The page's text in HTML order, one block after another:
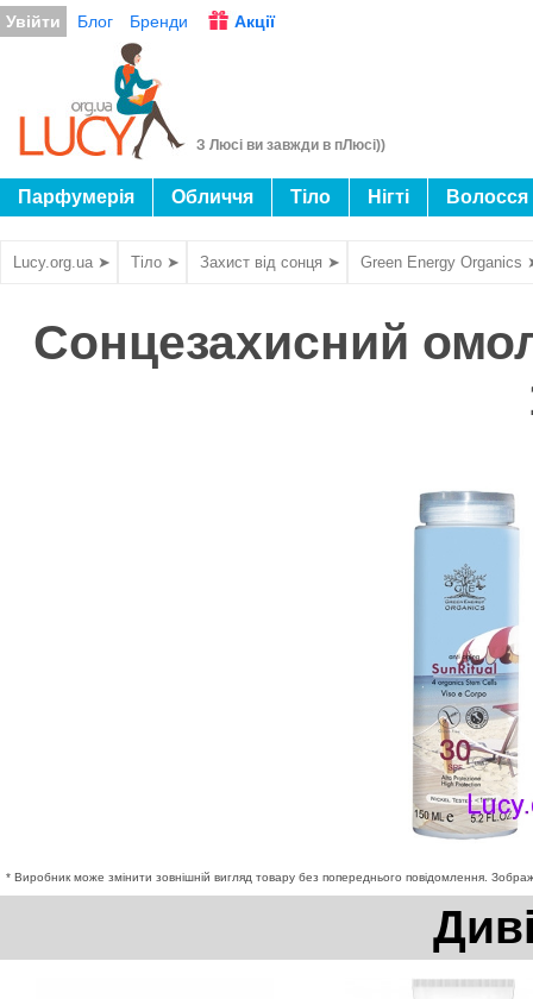
Увійти Блог Бренди Акції
З Люсі ви завжди в пЛюсі))
Парфумерія Обличчя Тіло Нігті Волосся
Lucy.org.ua ➤ Тіло ➤ Захист від сонця ➤ Green Energy Organics
Сонцезахисний
* Виробник може змінити зовнішній вигляд товару без попереднього повідомлення.